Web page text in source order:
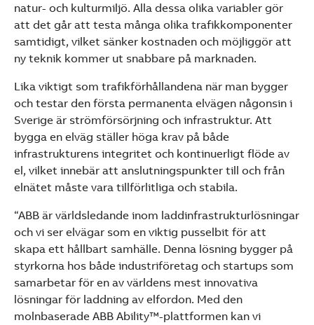
natur- och kulturmiljö. Alla dessa olika variabler gör
att det går att testa många olika trafikkomponenter
samtidigt, vilket sänker kostnaden och möjliggör att
ny teknik kommer ut snabbare på marknaden.
Lika viktigt som trafikförhållandena när man bygger
och testar den första permanenta elvägen någonsin i
Sverige är strömförsörjning och infrastruktur. Att
bygga en elväg ställer höga krav på både
infrastrukturens integritet och kontinuerligt flöde av
el, vilket innebär att anslutningspunkter till och från
elnätet måste vara tillförlitliga och stabila.
“ABB är världsledande inom laddinfrastrukturlösningar
och vi ser elvägar som en viktig pusselbit för att
skapa ett hållbart samhälle. Denna lösning bygger på
styrkorna hos både industriföretag och startups som
samarbetar för en av världens mest innovativa
lösningar för laddning av elfordon. Med den
molnbaserade ABB Ability™-plattformen kan vi